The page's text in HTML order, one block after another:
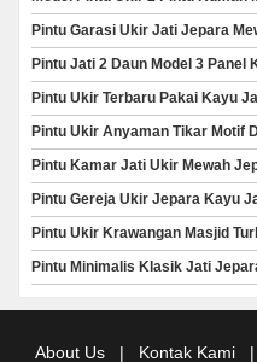
Pintu Garasi Ukir Jati Jepara
Pintu Jati 2 Daun Model 3 Panel
Pintu Ukir Terbaru Pakai Kayu
Pintu Ukir Anyaman Tikar Motif
Pintu Kamar Jati Ukir Mewah
Pintu Gereja Ukir Jepara Kayu
Pintu Ukir Krawangan Masjid
Pintu Minimalis Klasik Jati
About Us | Kontak Kami |